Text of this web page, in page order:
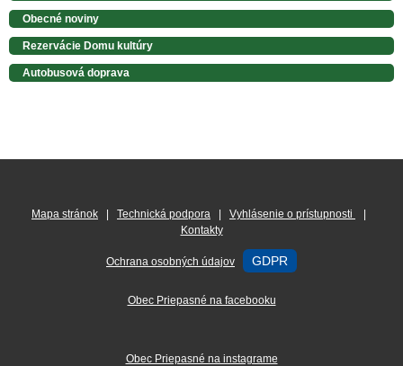
Obecné noviny
Rezervácie Domu kultúry
Autobusová doprava
Mapa stránok Technická podpora Vyhlásenie o prístupnosti
Kontakty
Ochrana osobných údajov GDPR
Obec Priepasné na facebooku
Obec Priepasné na instagrame